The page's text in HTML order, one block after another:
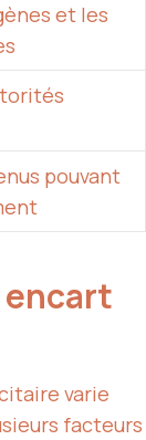
et les
pouvant
encart
varie
facteurs